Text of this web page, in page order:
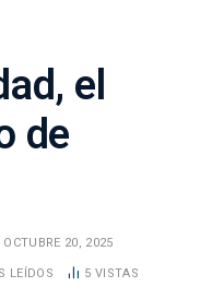
el
de
OCTUBRE 20, 2025
LEÍDOS 5 VISTAS